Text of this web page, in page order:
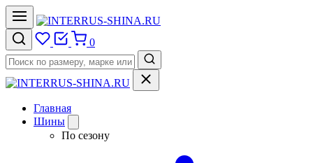
0
Главная
Шины
По сезону